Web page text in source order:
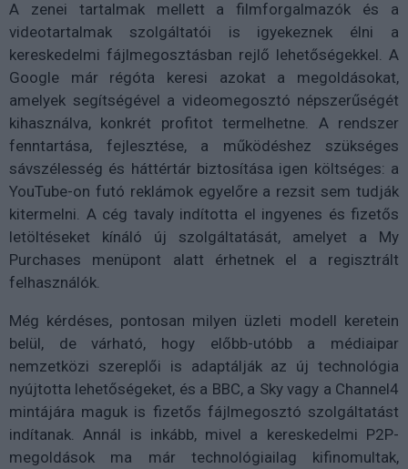
A zenei tartalmak mellett a filmforgalmazók és a
videotartalmak szolgáltatói is igyekeznek élni a
kereskedelmi fájlmegosztásban rejlő lehetőségekkel. A
Google már régóta keresi azokat a megoldásokat,
amelyek segítségével a videomegosztó népszerűségét
kihasználva, konkrét profitot termelhetne. A rendszer
fenntartása, fejlesztése, a működéshez szükséges
sávszélesség és háttértár biztosítása igen költséges: a
YouTube-on futó reklámok egyelőre a rezsit sem tudják
kitermelni. A cég tavaly indította el ingyenes és fizetős
letöltéseket kínáló új szolgáltatását, amelyet a My
Purchases menüpont alatt érhetnek el a regisztrált
felhasználók.
Még kérdéses, pontosan milyen üzleti modell keretein
belül, de várható, hogy előbb-utóbb a médiaipar
nemzetközi szereplői is adaptálják az új technológia
nyújtotta lehetőségeket, és a BBC, a Sky vagy a Channel4
mintájára maguk is fizetős fájlmegosztó szolgáltatást
indítanak. Annál is inkább, mivel a kereskedelmi P2P-
megoldások ma már technológiailag kifinomultak,